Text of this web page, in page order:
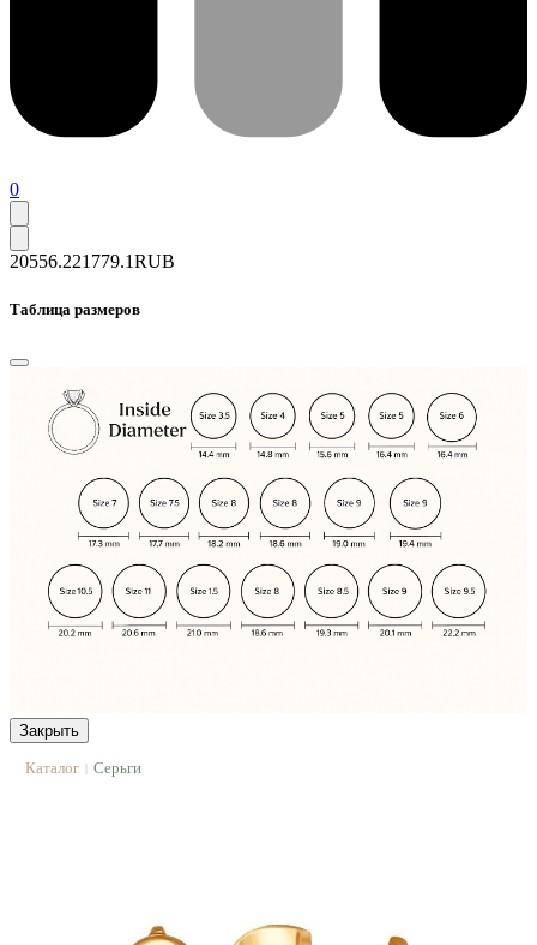
0
20556.221779.1RUB
Таблица размеров
Закрыть
Каталог | Серьги